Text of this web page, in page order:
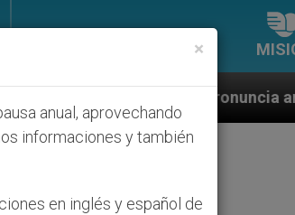
se pronuncia ante caso de obispo
×
anual, aprovechando
informaciones y también
en inglés y español de